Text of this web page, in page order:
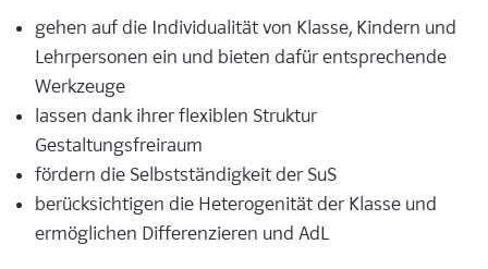
gehen auf die Individualität von Klasse, Kindern und
Lehrpersonen ein und bieten dafür entsprechende
Werkzeuge
lassen dank ihrer flexiblen Struktur
Gestaltungsfreiraum
fördern die Selbstständigkeit der SuS
berücksichtigen die Heterogenität der Klasse und
ermöglichen Differenzieren und AdL